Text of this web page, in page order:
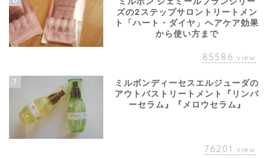
ズの2ステップサロントリートメン
ト「ハート・ダイヤ」ヘアケア効果
から使い方まで
85586 view
7
ミルボンディーセスエルジューダの
アウトバストリートメント『リンバ
ーセラム』『メロウセラム』
76201 view